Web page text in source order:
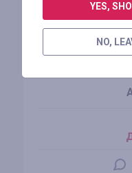
YES,
NO,